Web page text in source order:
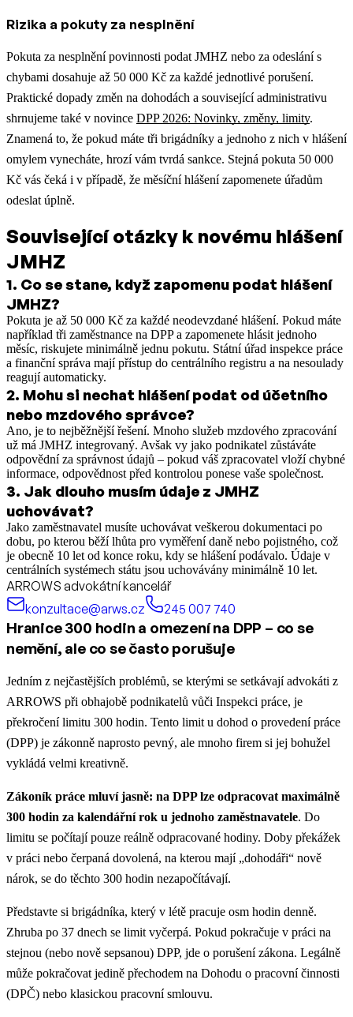
Rizika a pokuty za nesplnění
Pokuta za nesplnění povinnosti podat JMHZ nebo za odeslání s
chybami dosahuje až 50 000 Kč za každé jednotlivé porušení.
Praktické dopady změn na dohodách a související administrativu
shrnujeme také v novince DPP 2026: Novinky, změny, limity.
Znamená to, že pokud máte tři brigádníky a jednoho z nich v hlášení
omylem vynecháte, hrozí vám tvrdá sankce. Stejná pokuta 50 000
Kč vás čeká i v případě, že měsíční hlášení zapomenete úřadům
odeslat úplně.
Související otázky k novému hlášení
JMHZ
1. Co se stane, když zapomenu podat hlášení
JMHZ?
Pokuta je až 50 000 Kč za každé neodevzdané hlášení. Pokud máte
například tři zaměstnance na DPP a zapomenete hlásit jednoho
měsíc, riskujete minimálně jednu pokutu. Státní úřad inspekce práce
a finanční správa mají přístup do centrálního registru a na nesoulady
reagují automaticky.
2. Mohu si nechat hlášení podat od účetního
nebo mzdového správce?
Ano, je to nejběžnější řešení. Mnoho služeb mzdového zpracování
už má JMHZ integrovaný. Avšak vy jako podnikatel zůstáváte
odpovědní za správnost údajů – pokud váš zpracovatel vloží chybné
informace, odpovědnost před kontrolou ponese vaše společnost.
3. Jak dlouho musím údaje z JMHZ
uchovávat?
Jako zaměstnavatel musíte uchovávat veškerou dokumentaci po
dobu, po kterou běží lhůta pro vyměření daně nebo pojistného, což
je obecně 10 let od konce roku, kdy se hlášení podávalo. Údaje v
centrálních systémech státu jsou uchovávány minimálně 10 let.
ARROWS advokátní kancelář
konzultace@arws.cz
245 007 740
Hranice 300 hodin a omezení na DPP – co se
nemění, ale co se často porušuje
Jedním z nejčastějších problémů, se kterými se setkávají advokáti z
ARROWS při obhajobě podnikatelů vůči Inspekci práce, je
překročení limitu 300 hodin. Tento limit u dohod o provedení práce
(DPP) je zákonně naprosto pevný, ale mnoho firem si jej bohužel
vykládá velmi kreativně.
Zákoník práce mluví jasně: na DPP lze odpracovat maximálně
300 hodin za kalendářní rok u jednoho zaměstnavatele. Do
limitu se počítají pouze reálně odpracované hodiny. Doby překážek
v práci nebo čerpaná dovolená, na kterou mají „dohodáři“ nově
nárok, se do těchto 300 hodin nezapočítávají.
Představte si brigádníka, který v létě pracuje osm hodin denně.
Zhruba po 37 dnech se limit vyčerpá. Pokud pokračuje v práci na
stejnou (nebo nově sepsanou) DPP, jde o porušení zákona. Legálně
může pokračovat jedině přechodem na Dohodu o pracovní činnosti
(DPČ) nebo klasickou pracovní smlouvu.